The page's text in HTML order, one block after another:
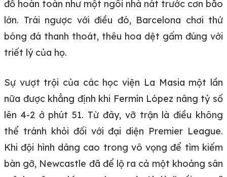
đổ hoàn toàn như một ngôi nhà nát trước cơn bão
lớn. Trái ngược với điều đó, Barcelona chơi thứ
bóng đá thanh thoát, thêu hoa dệt gấm đúng với
triết lý của họ.
Sự vượt trội của các học viện La Masia một lần
nữa được khẳng định khi Fermín López nâng tỷ số
lên 4-2 ở phút 51. Từ đây, vỡ trận là điều không
thể tránh khỏi đối với đại diện Premier League.
Khi đội hình dâng cao trong vô vọng để tìm kiếm
bàn gỡ, Newcastle đã để lộ ra cả một khoảng sân